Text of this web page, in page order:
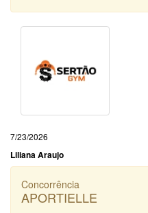
7/23/2026
Liliana Araujo
Concorrência
APORTIELLE